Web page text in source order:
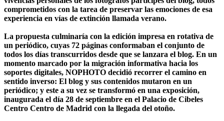
comprometidos con la tarea de preservar las emociones de esa
experiencia en vías de extinción llamada verano.
La propuesta culminaría con la edición impresa en rotativa de
un periódico, cuyas 72 páginas conformaban el conjunto de
todos los días transcurridos desde que se lanzara el blog. En un
momento marcado por la migración informativa hacia los
soportes digitales, NOPHOTO decidió recorrer el camino en
sentido inverso: El blog y sus contenidos mutaron en un
periódico; y este a su vez se transformó en una exposición,
inaugurada el día 28 de septiembre en el Palacio de Cibeles
Centro Centro de Madrid con la llegada del otoño.